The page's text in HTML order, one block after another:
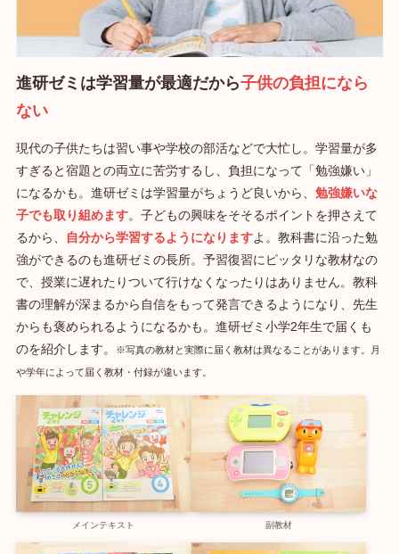
進研ゼミは学習量が最適だから子供の負担になら
ない
現代の子供たちは習い事や学校の部活などで大忙し。学習量が多
すぎると宿題との両立に苦労するし、負担になって「勉強嫌い」
になるかも。進研ゼミは学習量がちょうど良いから、 勉強嫌いな
子でも取り組めます。子どもの興味をそそるポイントを押さえて
るから、
自分から学習するようになりますよ。教科書に沿った勉
強ができるのも進研ゼミの長所。予習復習にピッタリな教材なの
で、授業に遅れたりついて行けなくなったりはありません。教科
書の理解が深まるから自信をもって発言できるようになり、先生
からも褒められるようになるかも。進研ゼミ小学2年生で届くも
のを紹介します。
※写真の教材と実際に届く教材は異なることがあります。月
や学年によって届く教材・付録が違います。
メインテキスト 副教材